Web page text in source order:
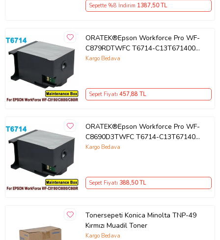
Sepette %8 İndirim 1387,50 TL
ORATEK®Epson Workforce Pro WF-
C879RDTWFC T6714-C13T671400
Muadil Atık Kutusu Bakım Tankı
Kargo Bedava
Sepet Fiyatı 457,88 TL
ORATEK®Epson Workforce Pro WF-
C8690D3TWFC T6714-C13T671400
Muadil Atık Kutusu Bakım Tankı
Kargo Bedava
Sepet Fiyatı 388,50 TL
Tonersepeti Konica Minolta TNP-49
Kırmızı Muadil Toner
Kargo Bedava